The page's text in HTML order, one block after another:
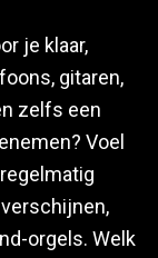
je klaar,
gitaren,
zelfs een
Voel
orgels. Welk